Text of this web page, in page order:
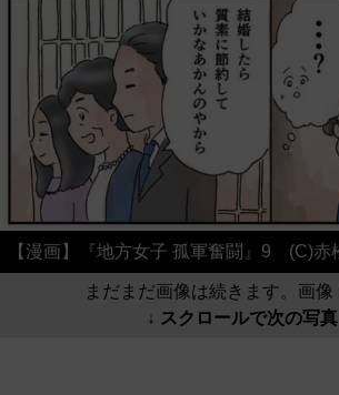
【漫画】『地方女子 孤軍奮闘』9 (C)赤
まだまだ画像は続きます。画像
↓ スクロールで次の写真